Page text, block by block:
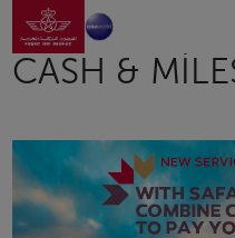
Skip to Main Content
Ana
CASH &